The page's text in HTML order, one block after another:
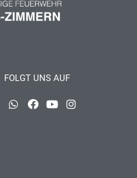
FOLGT UNS AUF